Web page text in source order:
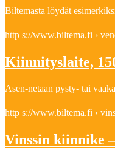
Biltemasta löydät
http s://www.biltema.fi ›
Kiinnityslaite,
Asen-netaan pysty- tai
http s://www.biltema.fi ›
Vinssin kiinnike